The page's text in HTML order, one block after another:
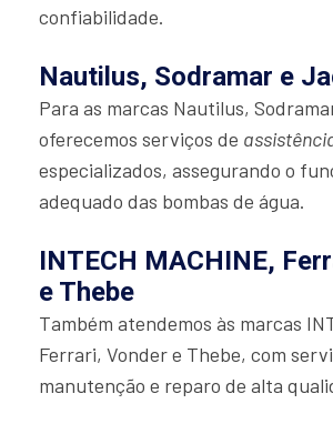
confiabilidade.
Nautilus, Sodramar e
Para as marcas Nautilus,
oferecemos serviços de
especializados, assegurando o
adequado das bombas de água.
INTECH MACHINE,
e Thebe
Também atendemos às marcas
Ferrari, Vonder e Thebe, com
manutenção e reparo de alta